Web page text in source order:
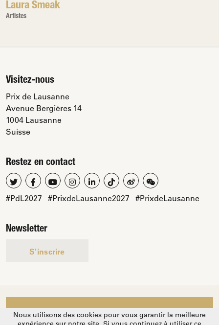
Laura Smeak
Artistes
Visitez-nous
Prix de Lausanne
Avenue Bergières 14
1004 Lausanne
Suisse
Restez en contact
#PdL2027 #PrixdeLausanne2027 #PrixdeLausanne
Newsletter
S'inscrire
Soutenez-nous
Nous utilisons des cookies pour vous garantir la meilleure